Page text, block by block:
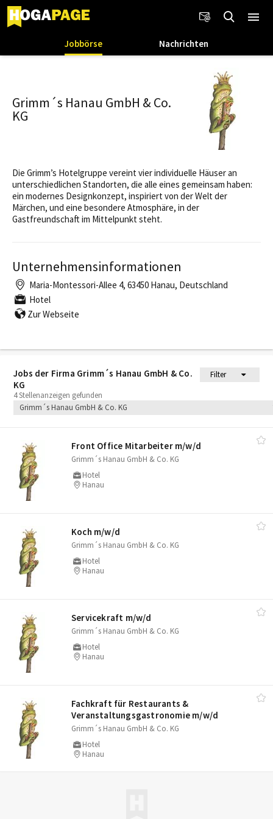
Jobbörse Nachrichten
Jobs der Firma Grimm´s Hanau GmbH & Co.
KG
Filter
4 Stellenanzeigen gefunden
Grimm´s Hanau GmbH & Co. KG
Front Office Mitarbeiter m/​w/​d
Grimm´s Hanau GmbH & Co. KG
Hotel
Hanau
Koch m/​w/​d
Grimm´s Hanau GmbH & Co. KG
Hotel
Hanau
Servicekraft m/​w/​d
Grimm´s Hanau GmbH & Co. KG
Hotel
Hanau
Fachkraft für Restaurants &
Veranstaltungsgastronomie m/​w/​d
Grimm´s Hanau GmbH & Co. KG
Hotel
Hanau
Grimm´s Hanau GmbH & Co.
KG
Die Grimm’s Hotelgruppe vereint vier individuelle Häuser an
unterschiedlichen Standorten, die alle eines gemeinsam haben:
ein modernes Designkonzept, inspiriert von der Welt der
Märchen, und eine besondere Atmosphäre, in der
Gastfreundschaft im Mittelpunkt steht.
Unternehmensinformationen
Maria-Montessori-Allee 4, 63450 Hanau, Deutschland
Hotel
Zur Webseite